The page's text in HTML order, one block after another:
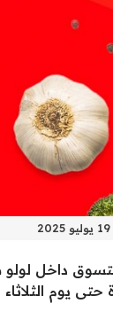
داخل
تنافسية، العروض متوفرة من يوم الأربعاء